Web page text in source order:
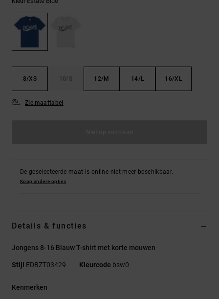
8/XS 10/S 12/M 14/L 16/XL
Zie maattabel
De geselecteerde maat is online niet meer beschikbaar.
Koop andere opties
Details & functies
Jongens 8-16 Blauw T-shirt met korte mouwen
Stijl EDBZT03429 Kleurcode bsw0
Kenmerken